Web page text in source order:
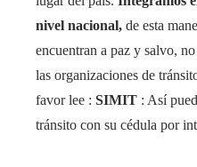
nivel nacional, de esta
encuentran a paz y salvo,
las organizaciones de
favor lee : SIMIT : Así
tránsito con su cédula por